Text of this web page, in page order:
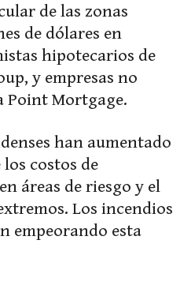
de las zonas
de dólares en
hipotecarios de
y empresas no
Point Mortgage.
han aumentado
costos de
áreas de riesgo y el
Los incendios
empeorando esta